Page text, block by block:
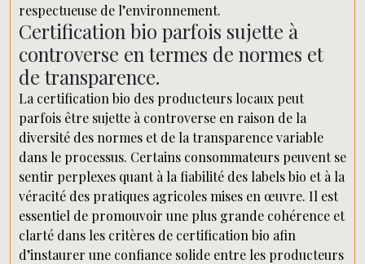
respectueuse de l’environnement.
Certification bio parfois sujette à
controverse en termes de normes et
de transparence.
La certification bio des producteurs locaux peut
parfois être sujette à controverse en raison de la
diversité des normes et de la transparence variable
dans le processus. Certains consommateurs peuvent se
sentir perplexes quant à la fiabilité des labels bio et à la
véracité des pratiques agricoles mises en œuvre. Il est
essentiel de promouvoir une plus grande cohérence et
clarté dans les critères de certification bio afin
d’instaurer une confiance solide entre les producteurs